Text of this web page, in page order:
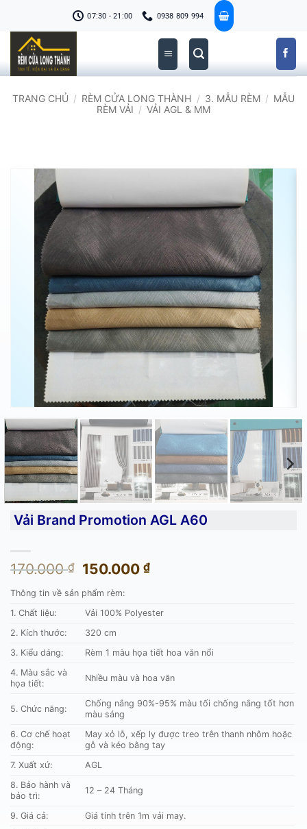
dung
07:30 - 21:00 0938 809 994
TRANG CHỦ / RÈM CỬA LONG THÀNH / 3. MẪU RÈM / MẪU
RÈM VẢI / VẢI AGL & MM
Vải Brand Promotion AGL A60
170.000₫
Giá
là:
170.000 ₫.
150.000₫Giá
là:
Thông tin về sản phẩm rèm:
1. Chất liệu:
Vải 100% Polyester
2. Kích thước:
320 cm
3. Kiểu dáng:
Rèm 1 màu họa tiết hoa văn nổi
4. Màu sắc và
họa tiết:
Nhiều màu và hoa văn
5. Chức năng:
Chống nắng 90%-95% màu tối chống nắng tốt hơn
màu sáng
6. Cơ chế hoạt
động:
May xỏ lỗ, xếp ly được treo trên thanh nhôm hoặc
gỗ và kéo bằng tay
7. Xuất xứ:
AGL
8. Bảo hành và
bảo trì:
12 – 24 Tháng
9. Giá cả:
Giá tính trên 1m vải may.